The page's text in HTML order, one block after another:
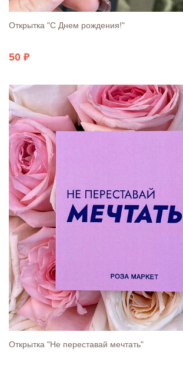
Открытка "С Днем рождения!"
50
Открытка "Не переставай мечтать"